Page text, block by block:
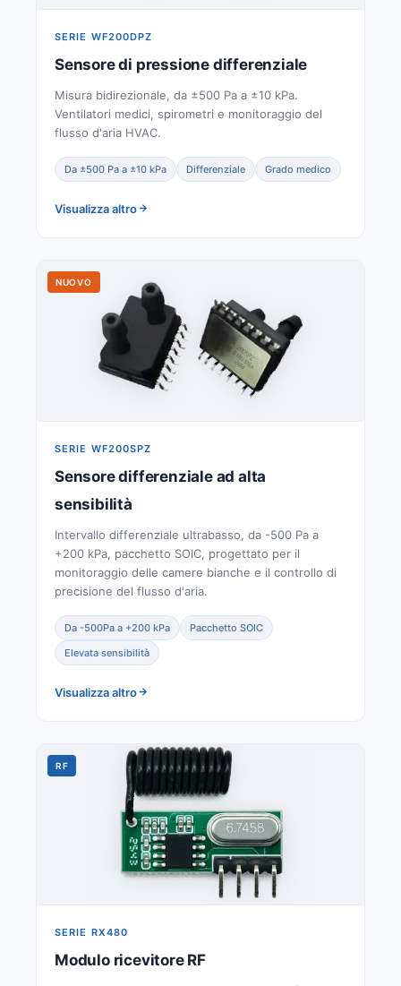
SERIE WF200DPZ
Sensore di pressione differenziale
Misura bidirezionale, da ±500 Pa a ±10 kPa.
Ventilatori medici, spirometri e monitoraggio del
flusso d'aria HVAC.
Da ±500 Pa a ±10 kPa Differenziale Grado medico
Visualizza altro
NUOVO
SERIE WF200SPZ
Sensore differenziale ad alta
sensibilità
Intervallo differenziale ultrabasso, da -500 Pa a
+200 kPa, pacchetto SOIC, progettato per il
monitoraggio delle camere bianche e il controllo di
precisione del flusso d'aria.
Da -500Pa a +200 kPa
Pacchetto SOIC
Elevata sensibilità
Visualizza altro
RF
SERIE RX480
Modulo ricevitore RF